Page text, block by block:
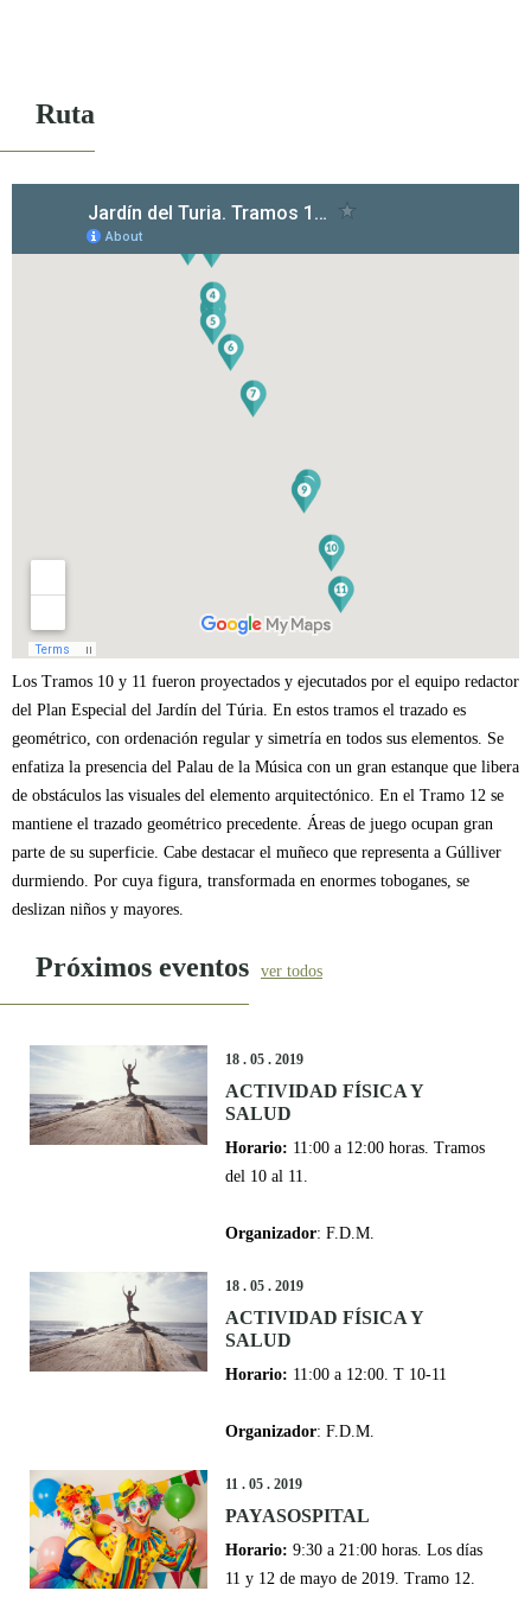
Ruta
Los Tramos 10 y 11 fueron proyectados y ejecutados por el equipo redactor
del Plan Especial del Jardín del Túria. En estos tramos el trazado es
geométrico, con ordenación regular y simetría en todos sus elementos. Se
enfatiza la presencia del Palau de la Música con un gran estanque que libera
de obstáculos las visuales del elemento arquitectónico. En el Tramo 12 se
mantiene el trazado geométrico precedente. Áreas de juego ocupan gran
parte de su superficie. Cabe destacar el muñeco que representa a Gúlliver
durmiendo. Por cuya figura, transformada en enormes toboganes, se
deslizan niños y mayores.
Próximos eventos ver todos
18 . 05 . 2019
ACTIVIDAD FÍSICA Y
SALUD
Horario: 11:00 a 12:00 horas. Tramos
del 10 al 11.
Organizador: F.D.M.
18 . 05 . 2019
ACTIVIDAD FÍSICA Y
SALUD
Horario: 11:00 a 12:00. T 10-11
Organizador: F.D.M.
11 . 05 . 2019
PAYASOSPITAL
Horario: 9:30 a 21:00 horas. Los días
11 y 12 de mayo de 2019. Tramo 12.